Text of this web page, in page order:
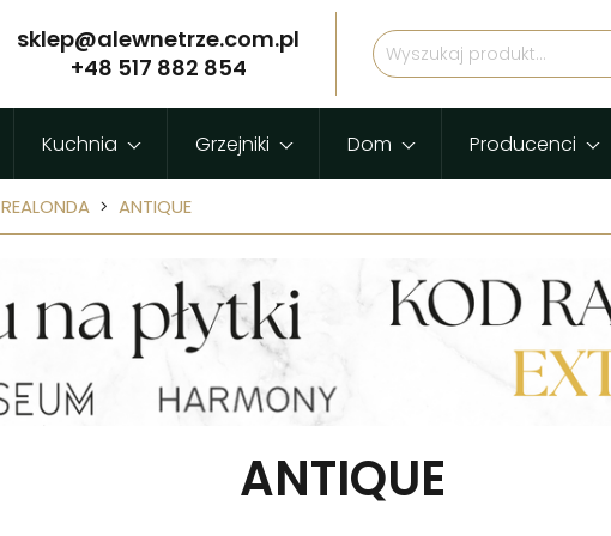
sklep@alewnetrze.com.pl
+48 517 882 854
Kuchnia Grzejniki Dom Producenci
REALONDA ANTIQUE
ANTIQUE